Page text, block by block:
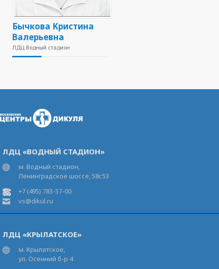
Бычкова Кристина
Валерьевна
ЛДЦ Водный стадион
ЛДЦ «ВОДНЫЙ СТАДИОН»
м. Водный стадион,
Ленинградское шоссе, 58с53
+7 (495) 783-57-00
vs@dikul.ru
ЛДЦ «КРЫЛАТСКОЕ»
м. Крылатское,
ул. Осенний б-р 4